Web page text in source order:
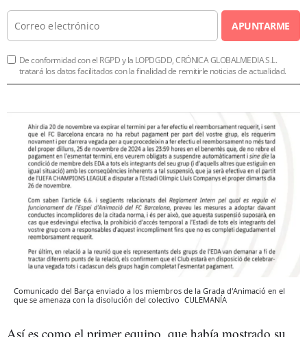
APUNTARME
De conformidad con el RGPD y la LOPDGDD, CRÓNICA GLOBALMEDIA S.L.
tratará los datos facilitados con la finalidad de remitirle noticias de actualidad.
Comunicado del Barça enviado a los miembros de la Grada d'Animació en el
que se amenaza con la disolución del colectivo CULEMANÍA
Así es como el primer equipo, que había mostrado su